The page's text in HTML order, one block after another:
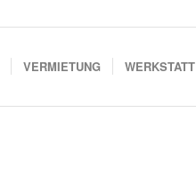
VERMIETUNG WERKSTATT